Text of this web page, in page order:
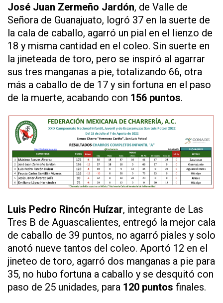
José Juan Zermeño Jardón, de Valle de
Señora de Guanajuato, logró 37 en la suerte de
la cala de caballo, agarró un pial en el lienzo de
18 y misma cantidad en el coleo. Sin suerte en
la jineteada de toro, pero se inspiró al agarrar
sus tres manganas a pie, totalizando 66, otra
más a caballo de de 17 y sin fortuna en el paso
de la muerte, acabando con 156 puntos.
Luis Pedro Rincón Huízar, integrante de Las
Tres B de Aguascalientes, entregó la mejor cala
de caballo de 39 puntos, no agarró piales y solo
anotó nueve tantos del coleo. Aportó 12 en el
jineteo de toro, agarró dos manganas a pie para
35, no hubo fortuna a caballo y se desquitó con
paso de 25 unidades, para 120 puntos finales.